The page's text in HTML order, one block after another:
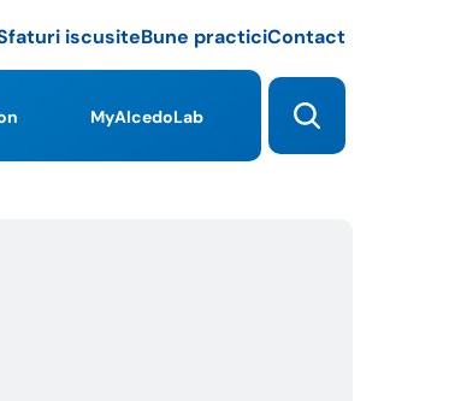
MyAlcedoLab
iscusiteBune practiciContact